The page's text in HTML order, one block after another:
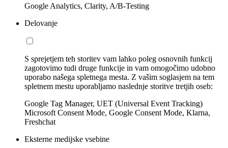
Google Analytics, Clarity, A/B-Testing
Delovanje
S sprejetjem teh storitev vam lahko poleg osnovnih funkcij
zagotovimo tudi druge funkcije in vam omogočimo udobno
uporabo našega spletnega mesta. Z vašim soglasjem na tem
spletnem mestu uporabljamo naslednje storitve tretjih oseb:
Google Tag Manager, UET (Universal Event Tracking)
Microsoft Consent Mode, Google Consent Mode, Klarna,
Freshchat
Eksterne medijske vsebine